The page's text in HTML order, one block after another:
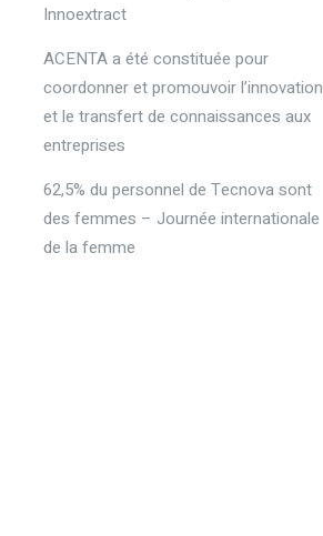
Innoextract
ACENTA a été constituée pour
coordonner et promouvoir l’innovation
et le transfert de connaissances aux
entreprises
62,5% du personnel de Tecnova sont
des femmes – Journée internationale
de la femme